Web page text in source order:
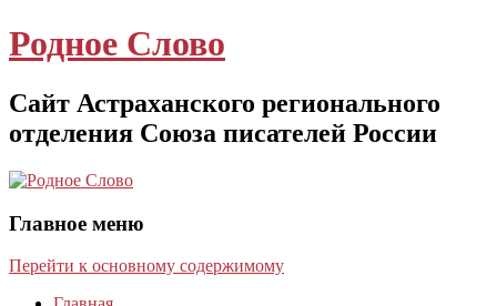
Родное Слово
Сайт Астраханского регионального
отделения Союза писателей России
Главное меню
Перейти к основному содержимому